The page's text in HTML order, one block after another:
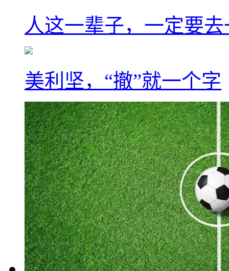
人这一辈子，一定要
美利坚，“撤”就一个字